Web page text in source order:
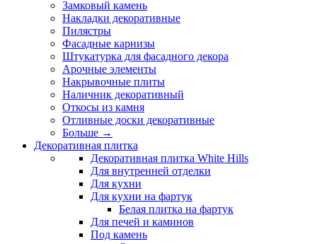
Замковый камень
Накладки декоративные
Пилястры
Фасадные карнизы
Штукатурка для фасадного декора
Арочные элементы
Накрывочные плиты
Наличник декоративный
Откосы из камня
Отливные доски декоративные
Больше →
Декоративная плитка
Декоративная плитка White Hills
Для внутренней отделки
Для кухни
Для кухни на фартук
Белая плитка на фартук
Для печей и каминов
Под камень